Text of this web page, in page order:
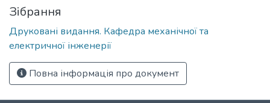
Зібрання
Друковані видання. Кафедра механічної та
електричної інженерії
Повна інформація про документ